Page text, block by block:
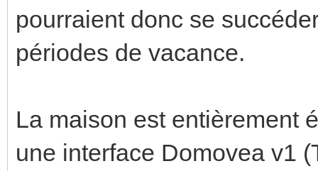
pourraient donc se
périodes de vacance.
La maison est entièrement
une interface Domovea v1